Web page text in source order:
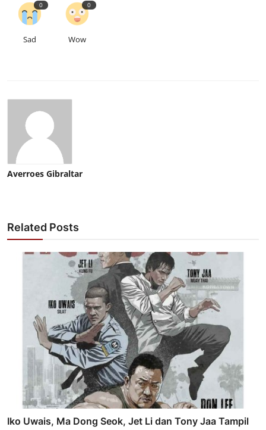
0
Sad
0
Wow
Averroes Gibraltar
Related Posts
Iko Uwais, Ma Dong Seok, Jet Li dan Tony Jaa Tampil